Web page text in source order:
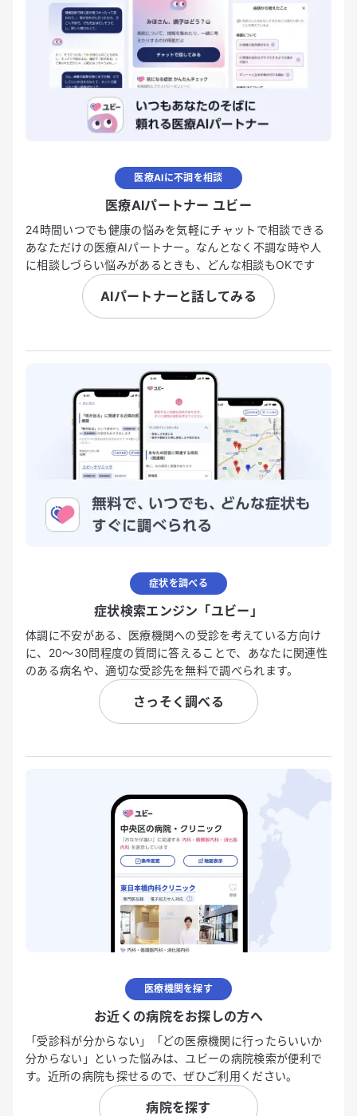
医療AIに不調を相談
医療AIパートナー ユビー
24時間いつでも健康の悩みを気軽にチャットで相談できる
あなただけの医療AIパートナー。なんとなく不調な時や人
に相談しづらい悩みがあるときも、どんな相談もOKです
AIパートナーと話してみる
症状を調べる
症状検索エンジン「ユビー」
体調に不安がある、医療機関への受診を考えている方向け
に、20〜30問程度の質問に答えることで、あなたに関連性
のある病名や、適切な受診先を無料で調べられます。
さっそく調べる
医療機関を探す
お近くの病院をお探しの方へ
「受診科が分からない」「どの医療機関に行ったらいいか
分からない」といった悩みは、ユビーの病院検索が便利で
す。近所の病院も探せるので、ぜひご利用ください。
病院を探す